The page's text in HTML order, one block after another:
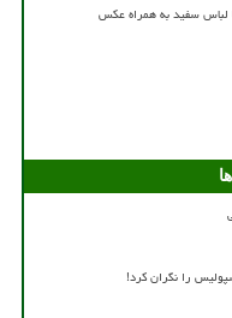
لباس سفید به همراه عکس
را نگران کرد!